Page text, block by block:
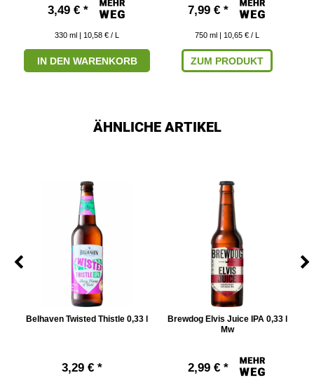
3,49 € *
330 ml | 10,58 € / L
IN DEN WARENKORB
7,99 € *
750 ml | 10,65 € / L
ZUM PRODUKT
ÄHNLICHE ARTIKEL
Belhaven Twisted Thistle 0,33 l
3,29 € *
Brewdog Elvis Juice IPA 0,33 l
Mw
2,99 € *